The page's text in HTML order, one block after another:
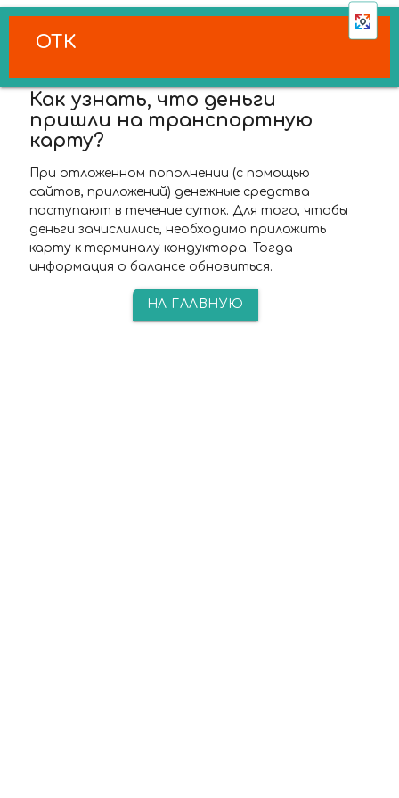
ОТК
Как узнать, что деньги
пришли на транспортную
карту?
При отложенном пополнении (с помощью
сайтов, приложений) денежные средства
поступают в течение суток. Для того, чтобы
деньги зачислились, необходимо приложить
карту к терминалу кондуктора. Тогда
информация о балансе обновиться.
НА ГЛАВНУЮ